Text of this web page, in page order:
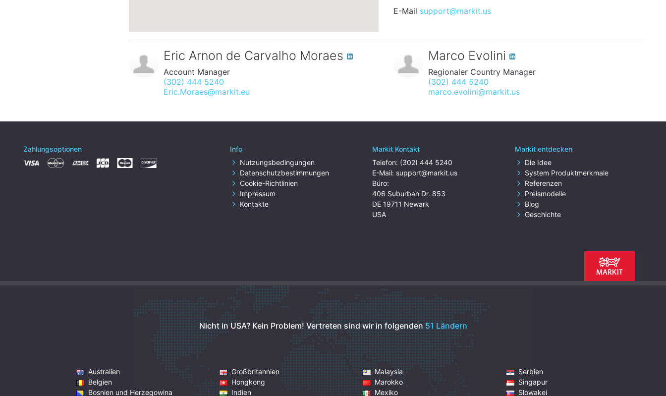
E-Mail support@markit.us
Eric Arnon de Carvalho Moraes
Account Manager
(302) 444 5240
Eric.Moraes@markit.eu
Marco Evolini
Regionaler Country Manager
(302) 444 5240
marco.evolini@markit.us
Info
Nutzungsbedingungen
Datenschutzbestimmungen
Cookie-Richtlinien
Impressum
Kontakte
Markit Kontakt
Telefon: (302) 444 5240
E-Mail: support@markit.us
Büro:
406 Suburban Dr. 853
DE 19711 Newark
USA
Markit entdecken
Die Idee
System Produktmerkmale
Referenzen
Preismodelle
Blog
Geschichte
Zahlungsoptionen
Nicht in USA? Kein Problem! Vertreten sind wir in folgenden 51 Ländern
Australien
Belgien
Bosnien und Herzegowina
Großbritannien
Hongkong
Indien
Malaysia
Marokko
Mexiko
Serbien
Singapur
Slowakei